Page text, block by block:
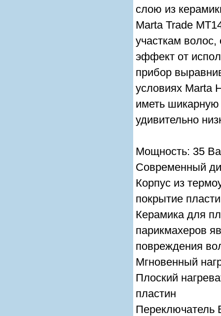
слою из
Marta Trade
участкам
эффект от
прибор
условиях Marta
иметь шикарную
удивительно
Мощность: 35
Современный
Корпус из
покрытие
Керамика для
парикмахеров
повреждения
Мгновенный
Плоский
пластин
Переключатель